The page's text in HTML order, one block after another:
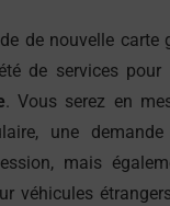
de nouvelle carte
de services pour
. Vous serez en
une
mais
véhicules